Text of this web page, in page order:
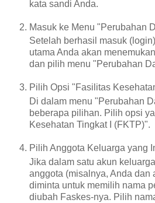
kata sandi Anda.
Masuk ke Menu "Perubahan
Setelah berhasil masuk
utama Anda akan
dan pilih menu "Perubahan
Pilih Opsi "Fasilitas
Di dalam menu "Perubahan
beberapa pilihan. Pilih opsi
Kesehatan Tingkat I (FKTP)".
Pilih Anggota Keluarga yang
Jika dalam satu akun
anggota (misalnya, Anda dan
diminta untuk memilih nama
diubah Faskes-nya. Pilih